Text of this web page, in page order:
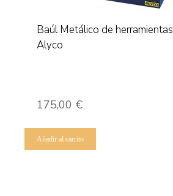
Baúl Metálico de herramientas
Alyco
175,00 €
Añadir al carrito